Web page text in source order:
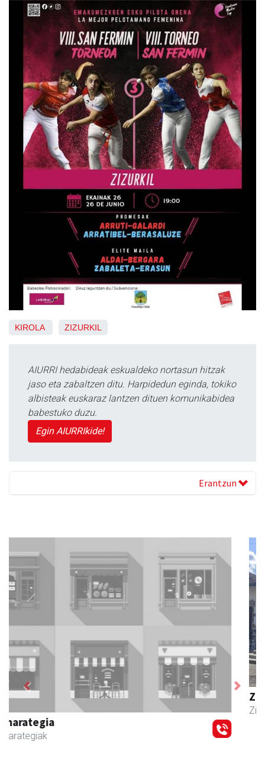
KIROLA ZIZURKIL
AIURRI hedabideak eskualdeko nortasun hitzak
jaso eta zabaltzen ditu. Harpidedun eginda, tokiko
albisteak euskaraz lantzen dituen komunikabidea
babestuko duzu.
Egin AIURRIkide!
Erantzun
Zubimusu Ikastola
Zizurkil - Hezkuntza
Previous Next